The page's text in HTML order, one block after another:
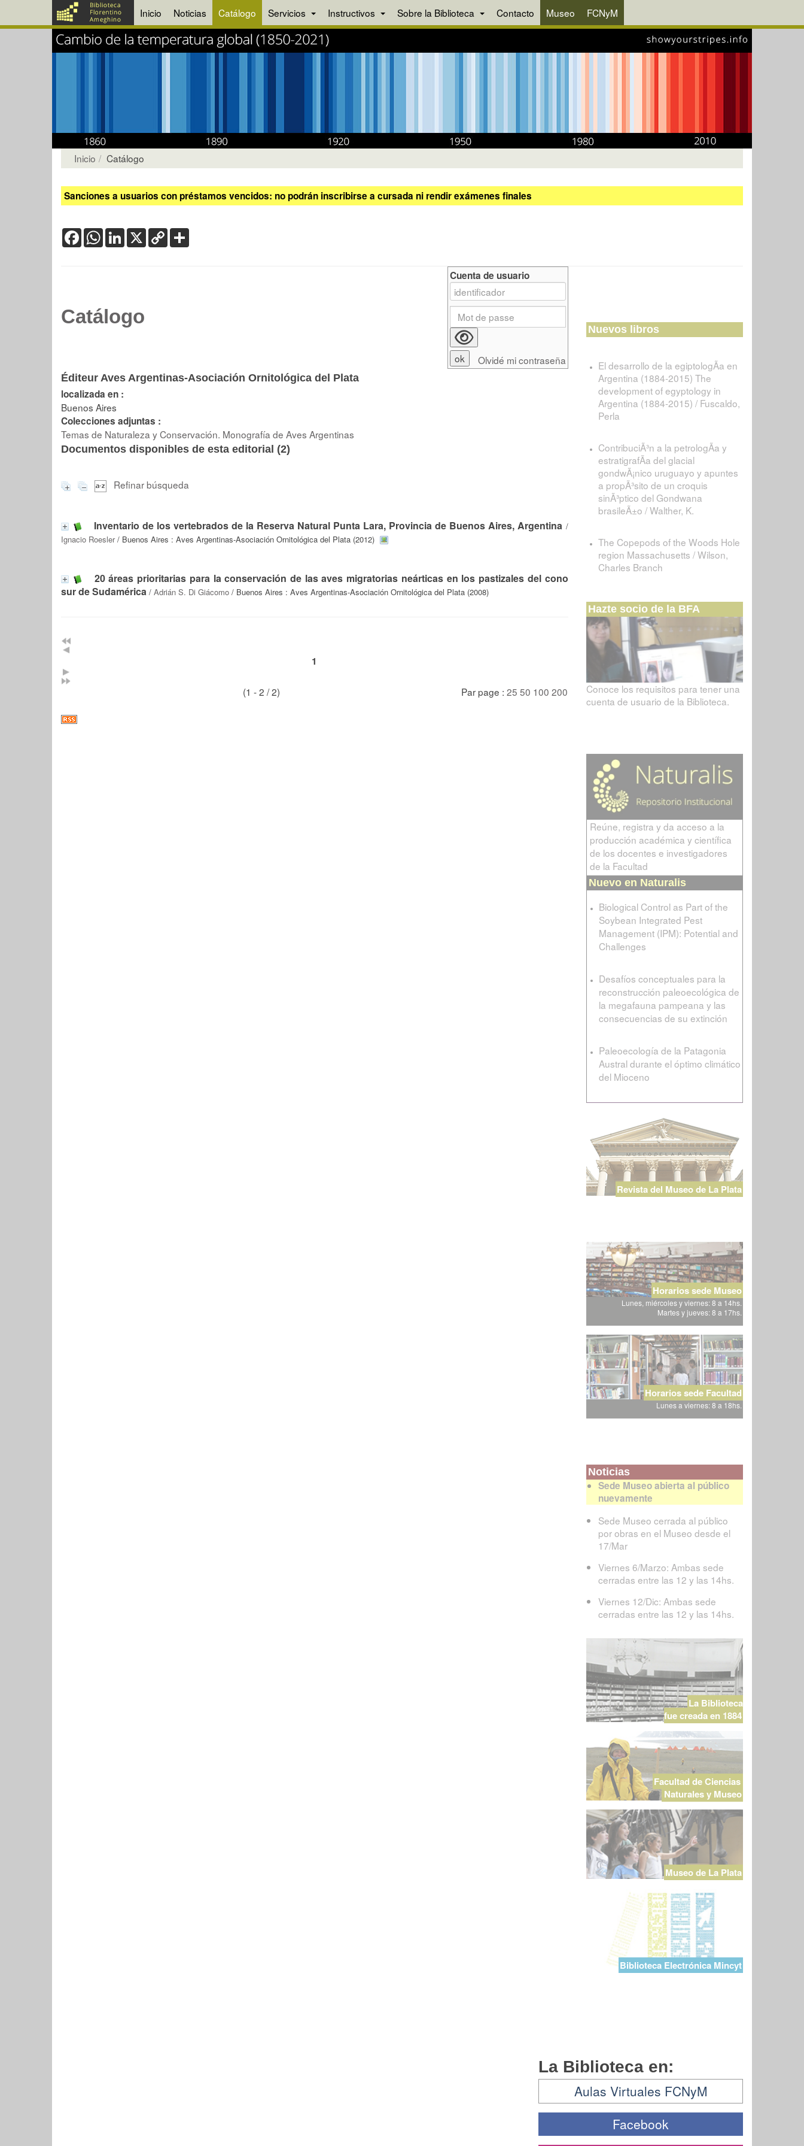
Inicio Noticias Catálogo Servicios Instructivos Sobre la Biblioteca Contacto Museo FCNyM
Inicio Catálogo
Sanciones a usuarios con préstamos vencidos: no podrán inscribirse a cursada ni rendir exámenes finales
FacebookWhatsApp
LinkedIn
X Copy
Link
Catálogo
Éditeur Aves Argentinas-Asociación Ornitológica del Plata
localizada en :
Buenos Aires
Colecciones adjuntas :
Temas de Naturaleza y Conservación. Monografía de Aves Argentinas
Documentos disponibles de esta editorial (2)
Refinar búsqueda
Inventario de los vertebrados de la Reserva Natural Punta Lara, Provincia de Buenos Aires, Argentina /
Ignacio Roesler/ Buenos Aires : Aves Argentinas-Asociación Ornitológica del Plata (2012)
20 áreas prioritarias para la conservación de las aves migratorias neárticas en los pastizales del cono
sur de Sudamérica / Adrián S. Di Giácomo / Buenos Aires : Aves Argentinas-Asociación Ornitológica del Plata (2008)
1
(1 - 2 / 2) Par page : 25 50 100 200
Cuenta de usuario
Olvidé mi contraseña
Nuevos libros
El desarrollo de la egiptologÃ­a en
Argentina (1884-2015) The
development of egyptology in
Argentina (1884-2015) / Fuscaldo,
Perla
ContribuciÃ³n a la petrologÃ­a y
estratigrafÃ­a del glacial
gondwÃ¡nico uruguayo y apuntes
a propÃ³sito de un croquis
sinÃ³ptico del Gondwana
brasileÃ±o / Walther, K.
The Copepods of the Woods Hole
region Massachusetts / Wilson,
Charles Branch
Hazte socio de la BFA
Conoce los requisitos para tener una
cuenta de usuario de la Biblioteca.
Reúne, registra y da acceso a la
producción académica y científica
de los docentes e investigadores
de la Facultad
Nuevo en Naturalis
Biological Control as Part of the
Soybean Integrated Pest
Management (IPM): Potential and
Challenges
Desafíos conceptuales para la
reconstrucción paleoecológica de
la megafauna pampeana y las
consecuencias de su extinción
Paleoecología de la Patagonia
Austral durante el óptimo climático
del Mioceno
Revista del Museo de La Plata
Horarios sede Museo
Lunes, miércoles y viernes: 8 a 14hs.
Martes y jueves: 8 a 17hs.
Horarios sede Facultad
Lunes a viernes: 8 a 18hs.
Noticias
Sede Museo abierta al público
nuevamente
Sede Museo cerrada al público
por obras en el Museo desde el
17/Mar
Viernes 6/Marzo: Ambas sede
cerradas entre las 12 y las 14hs.
Viernes 12/Dic: Ambas sede
cerradas entre las 12 y las 14hs.
La Biblioteca
fue creada en 1884
Facultad de Ciencias
Naturales y Museo
Museo de La Plata
Biblioteca Electrónica Mincyt
La Biblioteca en:
Aulas Virtuales FCNyM
Facebook